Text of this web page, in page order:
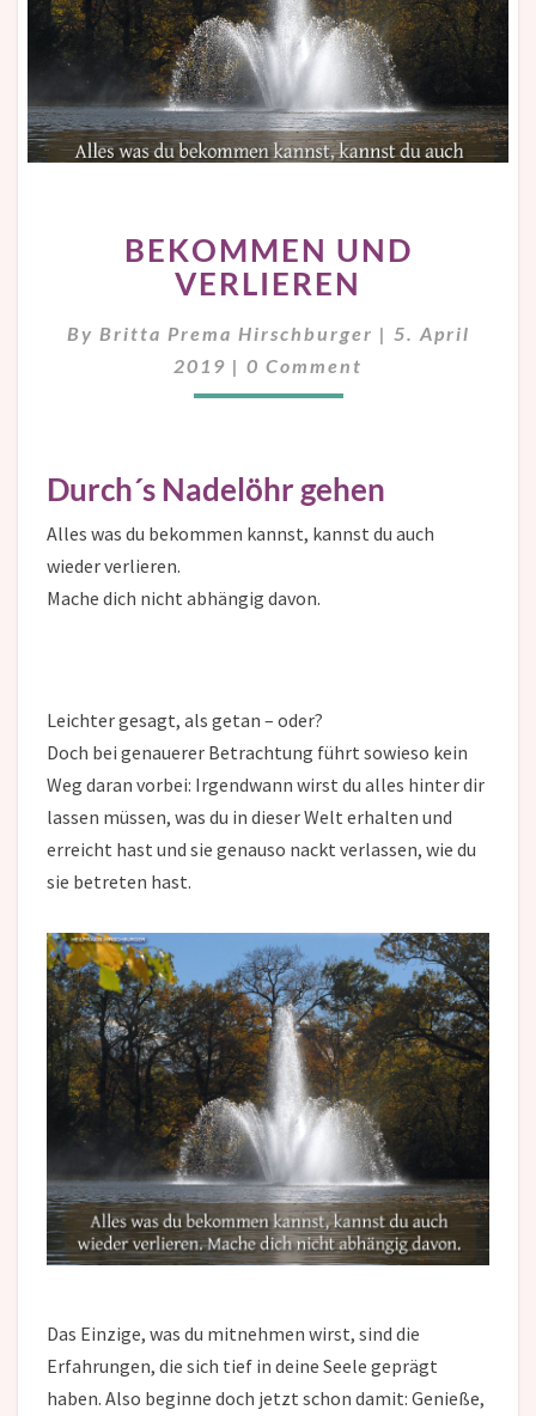
UND
VERLIEREN
BEKOMMEN UND
VERLIEREN
By Britta Prema Hirschburger | 5. April
2019 | Comments
0 Comment
Durch´s Nadelöhr gehen
Alles was du bekommen kannst, kannst du auch
wieder verlieren.
Mache dich nicht abhängig davon.
Leichter gesagt, als getan – oder?
Doch bei genauerer Betrachtung führt sowieso kein
Weg daran vorbei: Irgendwann wirst du alles hinter dir
lassen müssen, was du in dieser Welt erhalten und
erreicht hast und sie genauso nackt verlassen, wie du
sie betreten hast.
Das Einzige, was du mitnehmen wirst, sind die
Erfahrungen, die sich tief in deine Seele geprägt
haben. Also beginne doch jetzt schon damit: Genieße,